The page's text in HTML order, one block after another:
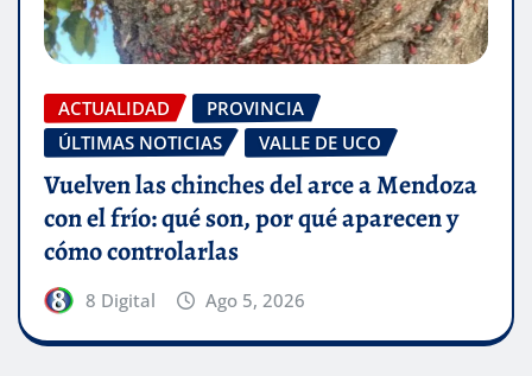
ACTUALIDAD
PROVINCIA
ÚLTIMAS NOTICIAS
VALLE DE UCO
Vuelven las chinches del arce a Mendoza
con el frío: qué son, por qué aparecen y
cómo controlarlas
8 Digital Ago 5, 2026